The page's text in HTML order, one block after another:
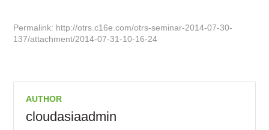
Permalink: http://otrs.c16e.com/otrs-seminar-2014-07-30-
137/attachment/2014-07-31-10-16-24
AUTHOR
cloudasiaadmin